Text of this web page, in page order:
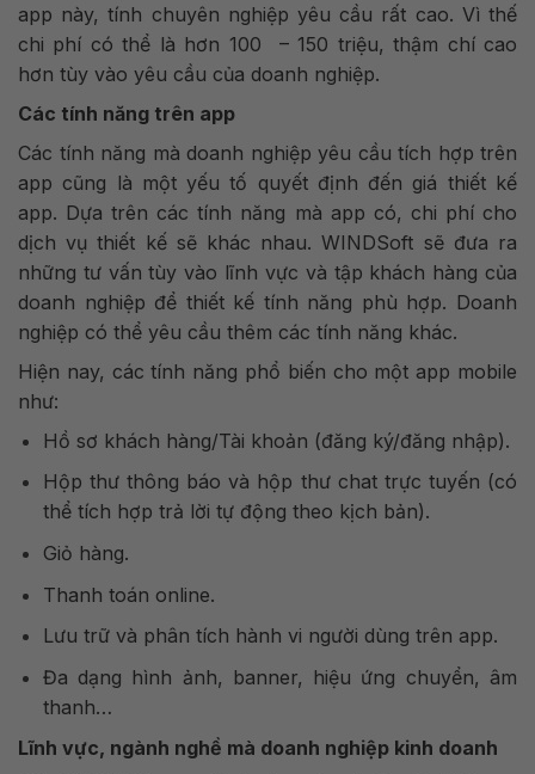
app này, tính chuyên nghiệp yêu cầu rất cao. Vì thế
chi phí có thể là hơn 100 – 150 triệu, thậm chí cao
hơn tùy vào yêu cầu của doanh nghiệp.
Các tính năng trên app
Các tính năng mà doanh nghiệp yêu cầu tích hợp trên
app cũng là một yếu tố quyết định đến giá thiết kế
app. Dựa trên các tính năng mà app có, chi phí cho
dịch vụ thiết kế sẽ khác nhau. WINDSoft sẽ đưa ra
những tư vấn tùy vào lĩnh vực và tập khách hàng của
doanh nghiệp để thiết kế tính năng phù hợp. Doanh
nghiệp có thể yêu cầu thêm các tính năng khác.
Hiện nay, các tính năng phổ biến cho một app mobile
như:
Hồ sơ khách hàng/Tài khoản (đăng ký/đăng nhập).
Hộp thư thông báo và hộp thư chat trực tuyến (có
thể tích hợp trả lời tự động theo kịch bản).
Giỏ hàng.
Thanh toán online.
Lưu trữ và phân tích hành vi người dùng trên app.
Đa dạng hình ảnh, banner, hiệu ứng chuyển, âm
thanh…
Lĩnh vực, ngành nghề mà doanh nghiệp kinh doanh